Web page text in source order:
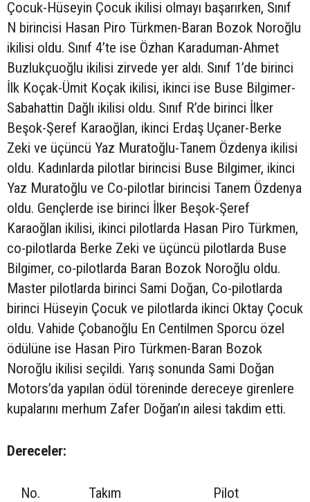
Çocuk-Hüseyin Çocuk ikilisi olmayı başarırken, Sınıf
N birincisi Hasan Piro Türkmen-Baran Bozok Noroğlu
ikilisi oldu. Sınıf 4’te ise Özhan Karaduman-Ahmet
Buzlukçuoğlu ikilisi zirvede yer aldı. Sınıf 1’de birinci
İlk Koçak-Ümit Koçak ikilisi, ikinci ise Buse Bilgimer-
Sabahattin Dağlı ikilisi oldu. Sınıf R’de birinci İlker
Beşok-Şeref Karaoğlan, ikinci Erdaş Uçaner-Berke
Zeki ve üçüncü Yaz Muratoğlu-Tanem Özdenya ikilisi
oldu. Kadınlarda pilotlar birincisi Buse Bilgimer, ikinci
Yaz Muratoğlu ve Co-pilotlar birincisi Tanem Özdenya
oldu. Gençlerde ise birinci İlker Beşok-Şeref
Karaoğlan ikilisi, ikinci pilotlarda Hasan Piro Türkmen,
co-pilotlarda Berke Zeki ve üçüncü pilotlarda Buse
Bilgimer, co-pilotlarda Baran Bozok Noroğlu oldu.
Master pilotlarda birinci Sami Doğan, Co-pilotlarda
birinci Hüseyin Çocuk ve pilotlarda ikinci Oktay Çocuk
oldu. Vahide Çobanoğlu En Centilmen Sporcu özel
ödülüne ise Hasan Piro Türkmen-Baran Bozok
Noroğlu ikilisi seçildi. Yarış sonunda Sami Doğan
Motors’da yapılan ödül töreninde dereceye girenlere
kupalarını merhum Zafer Doğan’ın ailesi takdim etti.
Dereceler:
No. Takım Pilot